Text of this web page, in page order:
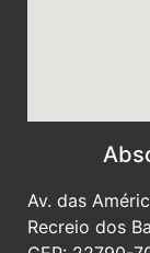
Av. das
Recreio dos